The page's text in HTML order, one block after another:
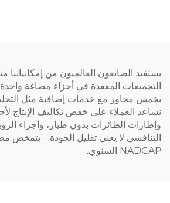
يستفيد الصانعون العالميون من إمكانياتنا
التجميعات المعقدة في أجزاء مصاغة
بخمس محاور مع خدمات إضافية مثل
نساعد العملاء على خفض تكاليف الإنتاج
وإطارات الطائرات بدون طيار، وأجزاء
التنافسي لا يعني تقليل الجودة – يتمخض
NADCAP السنوي.